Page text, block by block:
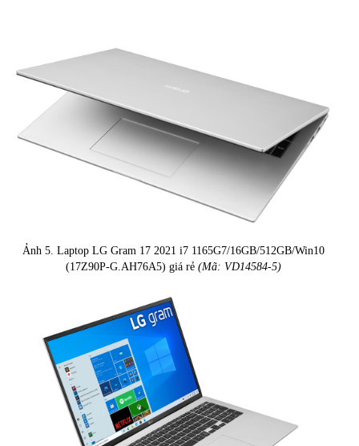
Ảnh 5. Laptop LG Gram 17 2021 i7 1165G7/16GB/512GB/Win10
(17Z90P-G.AH76A5) giá rẻ (Mã: VD14584-5)